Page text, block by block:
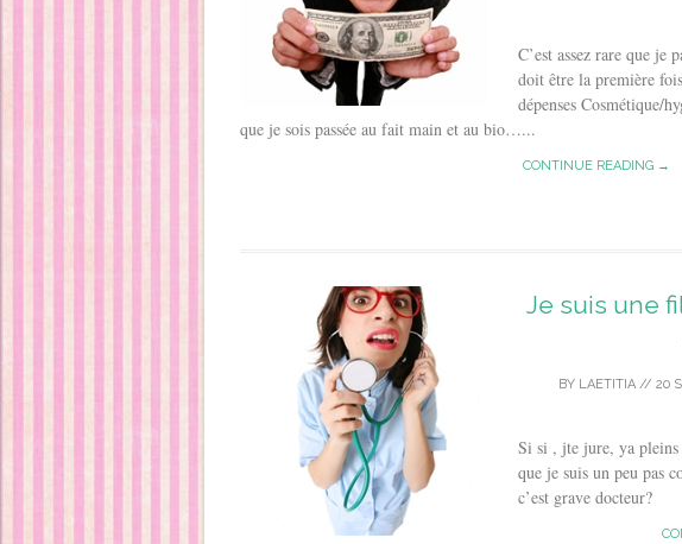
C’est assez rare que je
doit être la première
dépenses Cosmétique/
que je sois passée au fait main et au bio…...
CONTINUE READING →
Je suis une
BY LAETITIA // 20
Si si , jte jure, ya pleins
que je suis un peu pas
c’est grave docteur?